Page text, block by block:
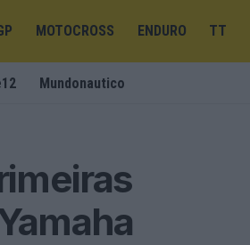
MOTOCROSS ENDURO TT
Mundonautico